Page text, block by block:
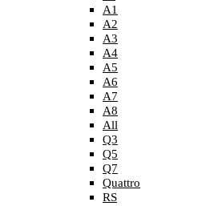
A1
A2
A3
A4
A5
A6
A7
A8
All
Q3
Q5
Q7
Quattro
RS